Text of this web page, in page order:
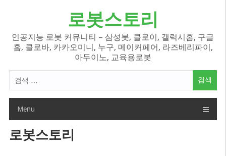
로봇스토리
인공지능 로봇 커뮤니티 – 삼성봇, 클로이, 갤럭시홈, 구글
홈, 클로바, 카카오미니, 누구, 메이커페어, 라즈베리파이,
아두이노, 교육용로봇
색
Menu
로봇스토리